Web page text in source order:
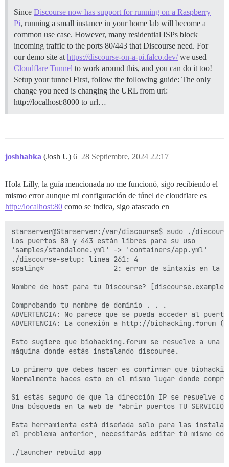
Since Discourse now has support for running on a Raspberry
Pi, running a small instance in your home lab will become a
common use case. However, many residential ISPs block
incoming traffic to the ports 80/443 that Discourse need. For
our demo site at https://discourse-on-a-pi.falco.dev/we used
Cloudflare Tunnel to work around this, and you can do it too!
Setup your tunnel First, follow the following guide: The only
change you need is changing the URL from url:
http://localhost:8000 to url…
joshhabka (Josh U) 28 Septiembre, 2024 22:17
6
Hola Lilly, la guía mencionada no me funcionó, sigo recibiendo el
mismo error aunque mi configuración de túnel de cloudflare es
http://localhost:80 como se indica, sigo atascado en
starserver@Starserver:/var/discourse$ sudo ./
Los puertos 80 y 443 están libres para su uso
'samples/standalone.yml' -> 'containers/app.yml'
./discourse-setup: línea 261: 4
scaling*                 2: error de sintaxis en la
Nombre de host para tu Discourse?
Comprobando tu nombre de dominio . . .
ADVERTENCIA: No parece que se pueda acceder al
ADVERTENCIA: La conexión a http://
Esto sugiere que biohacking.forum se resuelve a
máquina donde estás instalando discourse.
Lo primero que debes hacer es confirmar que
Normalmente haces esto en el mismo lugar donde
Si estás seguro de que la dirección IP se resuelve
Una búsqueda en la web de "abrir puertos TU SERVICIO
Esta herramienta está diseñada solo para las
el problema anterior, necesitarás editar tú mismo